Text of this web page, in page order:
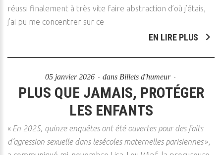
réussi finalement à très vite faire abstraction d’où j’étais,
j’ai pu me concentrer sur ce
EN LIRE PLUS
05 janvier 2026 dans Billets d'humeur
PLUS QUE JAMAIS, PROTÉGER
LES ENFANTS
« En 2025, quinze enquêtes ont été ouvertes pour des faits
d’agression sexuelle dans lesécoles maternelles parisiennes»,